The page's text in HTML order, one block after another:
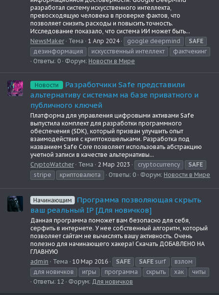
разработал систему искусственного интеллекта,
превосходящую человека в проверке фактов, что
позволяет снизить расходы и повысить точность.
Исследование показало, что система ИИ может быть...
NewsMaker
Тема 1 Апр 2024 google deepmind
SAFE
дезинформация
искусственный интеллект
фактчекинг
Ответы: 0
Форум: Новости в Мире
Новости
Разработчики Safe представили
альтернативу системам на базе приватного и
публичного ключей
Платформа для управления цифровыми активами Safe
выпустила комплект для разработки программного
обеспечения (SDK), который призван улучшить опыт
взаимодействия с криптокошельками. Разработка под
названием Safe Core позволяет использовать абстракцию
учетной записи в качестве альтернативы...
CryptoWatcher
Тема 2 Мар 2023 cryptocurrency
SAFE
stripe
криптовалюта Ответы: 0 Форум: Новости в Мире
Начинающим
Программа позволяющая скрыть
ваш реальный IP [Для новичков]
Данная программа поможет вам безопасно для себя,
серфить в интернете. У нее собственный алгоритм, который
позволяет сайтам не вычислять вашу активность. Очень
полезно для начинающего хакера! Скачать ДОБАВЛЕНО НА
ГЛАВНУЮ
admin
Тема 10 Мар 2016 SAFE SAFE surf
взлом
для новичков
игры программа скрыть хак
читы
Ответы: 12
Форум: Для новичков